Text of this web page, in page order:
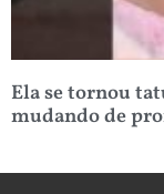
Ela se tornou
mudando de